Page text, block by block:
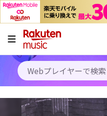
キャンペーン
料金プラン
使い方